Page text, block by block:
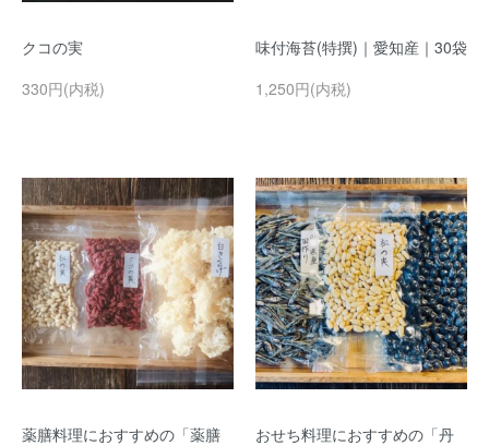
クコの実
330円(内税)
味付海苔(特撰)｜愛知産｜30袋
1,250円(内税)
薬膳料理におすすめの「薬膳
おせち料理におすすめの「丹